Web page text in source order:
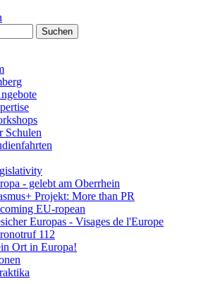
Suchen
Schulen
- gelebt am Oberrhein
Projekt: More than PR
EU-ropean
Europas - Visages de l'Europe
112
Ort in Europa!